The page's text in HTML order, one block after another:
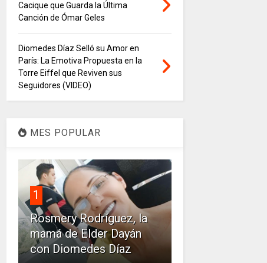
Cacique que Guarda la Última
Canción de Ómar Geles
Diomedes Díaz Selló su Amor en
París: La Emotiva Propuesta en la
Torre Eiffel que Reviven sus
Seguidores (VIDEO)
MES POPULAR
1
Rosmery Rodríguez, la
mamá de Elder Dayán
con Diomedes Díaz